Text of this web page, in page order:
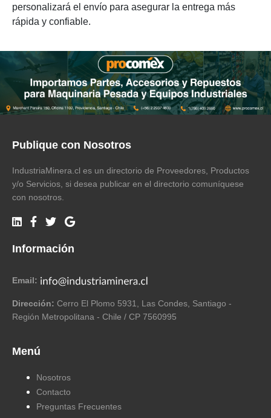
personalizará el envío para asegurar la entrega más
rápida y confiable.
Publique con Nosotros
IndustriaMinera.cl es un directorio de Proveedores, Productos
y/o Servicios, si desea publicar en el directorio comuníquese
con nosotros.
Información
Email:
Dirección: Cerro El Plomo 5931, Las Condes, Santiago -
Región Metropolitana - Chile / CP 7560995
Menú
Nosotros
Contacto
Preguntas Frecuentes